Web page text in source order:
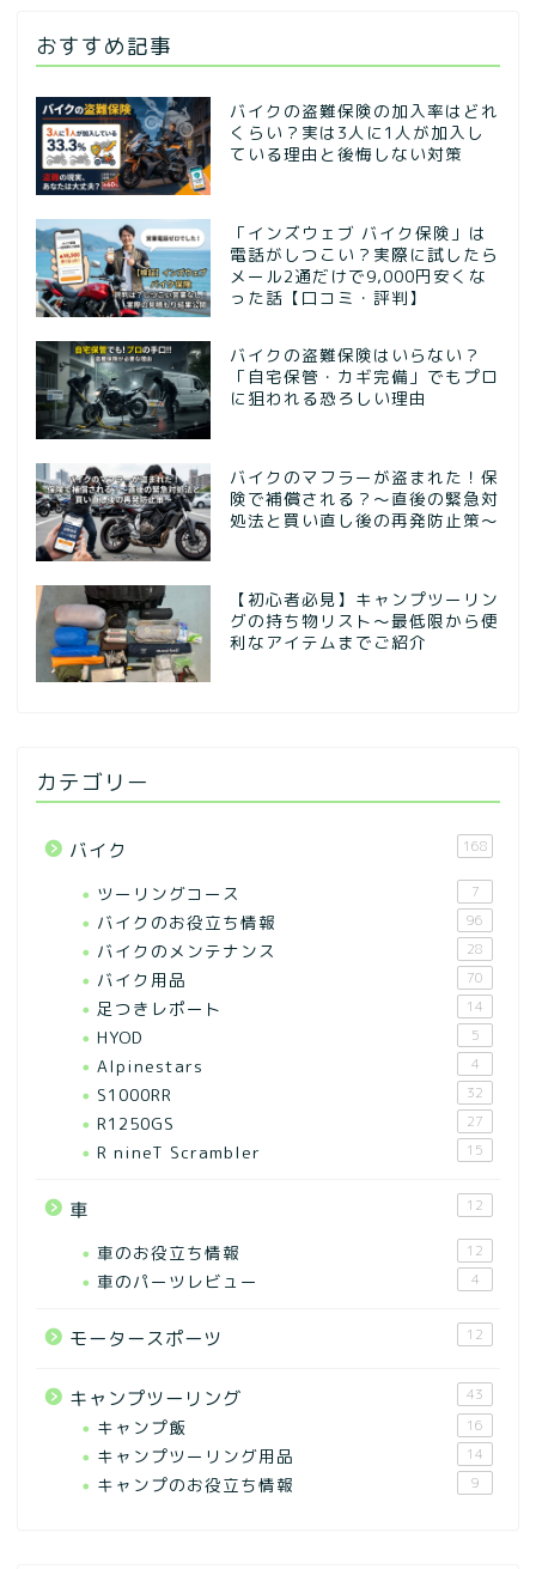
おすすめ記事
バイクの盗難保険の加入率はどれ
くらい？実は3人に1人が加入し
ている理由と後悔しない対策
「インズウェブ バイク保険」は
電話がしつこい？実際に試したら
メール2通だけで9,000円安くな
った話【口コミ・評判】
バイクの盗難保険はいらない？
「自宅保管・カギ完備」でもプロ
に狙われる恐ろしい理由
バイクのマフラーが盗まれた！保
険で補償される？～直後の緊急対
処法と買い直し後の再発防止策～
【初心者必見】キャンプツーリン
グの持ち物リスト〜最低限から便
利なアイテムまでご紹介
カテゴリー
バイク 168
ツーリングコース 7
バイクのお役立ち情報 96
バイクのメンテナンス 28
バイク用品 70
足つきレポート 14
HYOD 5
Alpinestars 4
S1000RR 32
R1250GS 27
R nineT Scrambler 15
車 12
車のお役立ち情報 12
車のパーツレビュー 4
モータースポーツ 12
キャンプツーリング 43
キャンプ飯 16
キャンプツーリング用品 14
キャンプのお役立ち情報 9